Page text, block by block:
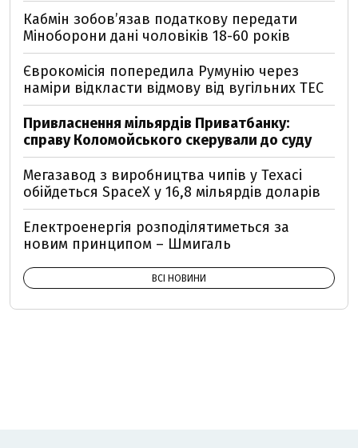
Кабмін зобовʼязав податкову передати
Міноборони дані чоловіків 18-60 років
Єврокомісія попередила Румунію через
наміри відкласти відмову від вугільних ТЕС
Привласнення мільярдів Приватбанку:
справу Коломойського скерували до суду
Мегазавод з виробництва чипів у Техасі
обійдеться SpaceX у 16,8 мільярдів доларів
Електроенергія розподілятиметься за
новим принципом – Шмигаль
ВСІ НОВИНИ